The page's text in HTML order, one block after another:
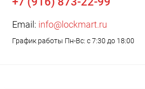
Email: info@lockmart.ru
График работы Пн-Вс: с 7:30 до 18:00